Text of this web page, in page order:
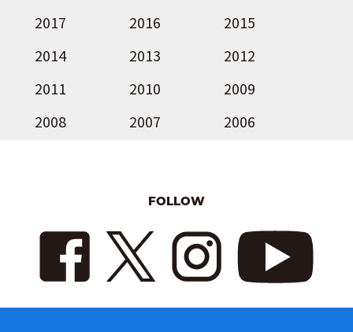
2017
2016
2015
2014
2013
2012
2011
2010
2009
2008
2007 2006
FOLLOW